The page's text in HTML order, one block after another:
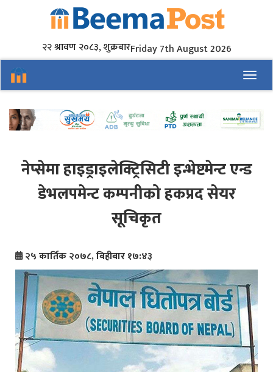
२२ श्रावण २०८३, शुक्रबारFriday 7th August 2026
नेप्सेमा हाइड्राइलेक्ट्रिसिटी इन्भेष्टमेन्ट एन्ड
डेभलपमेन्ट कम्पनीको हकप्रद सेयर
सूचिकृत
२५ कार्तिक २०७८, बिहीबार १७:४३